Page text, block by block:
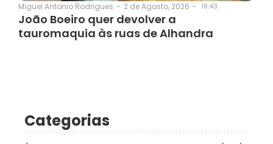
Miguel Antonio Rodrigues - 2 de Agosto, 2026 - 18:43
João Boeiro quer devolver a
tauromaquia às ruas de Alhandra
Categorias